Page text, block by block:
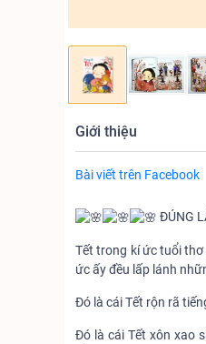
Giới thiệu
Bài viết trên Facebook
ĐÚNG
Tết trong kí ức tuổi
ức ấy đều lấp lánh
Đó là cái Tết rộn rã
Đó là cái Tết xôn xao